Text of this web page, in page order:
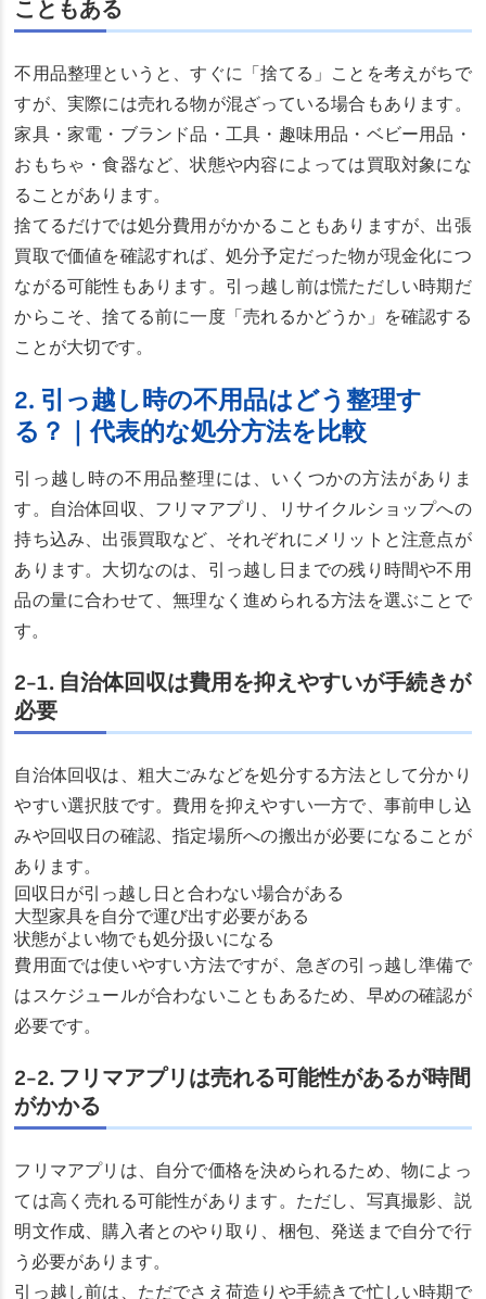
こともある
不用品整理というと、すぐに「捨てる」ことを考えがちで
すが、実際には売れる物が混ざっている場合もあります。
家具・家電・ブランド品・工具・趣味用品・ベビー用品・
おもちゃ・食器など、状態や内容によっては買取対象にな
ることがあります。
捨てるだけでは処分費用がかかることもありますが、出張
買取で価値を確認すれば、処分予定だった物が現金化につ
ながる可能性もあります。引っ越し前は慌ただしい時期だ
からこそ、捨てる前に一度「売れるかどうか」を確認する
ことが大切です。
2. 引っ越し時の不用品はどう整理す
る？｜代表的な処分方法を比較
引っ越し時の不用品整理には、いくつかの方法がありま
す。自治体回収、フリマアプリ、リサイクルショップへの
持ち込み、出張買取など、それぞれにメリットと注意点が
あります。大切なのは、引っ越し日までの残り時間や不用
品の量に合わせて、無理なく進められる方法を選ぶことで
す。
2-1. 自治体回収は費用を抑えやすいが手続きが
必要
自治体回収は、粗大ごみなどを処分する方法として分かり
やすい選択肢です。費用を抑えやすい一方で、事前申し込
みや回収日の確認、指定場所への搬出が必要になることが
あります。
回収日が引っ越し日と合わない場合がある
大型家具を自分で運び出す必要がある
状態がよい物でも処分扱いになる
費用面では使いやすい方法ですが、急ぎの引っ越し準備で
はスケジュールが合わないこともあるため、早めの確認が
必要です。
2-2. フリマアプリは売れる可能性があるが時間
がかかる
フリマアプリは、自分で価格を決められるため、物によっ
ては高く売れる可能性があります。ただし、写真撮影、説
明文作成、購入者とのやり取り、梱包、発送まで自分で行
う必要があります。
引っ越し前は、ただでさえ荷造りや手続きで忙しい時期で